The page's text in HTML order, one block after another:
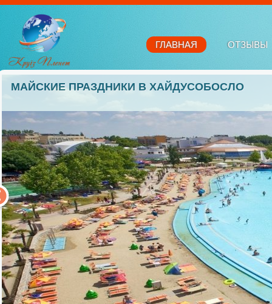
ОТЗЫВЫ
ГЛАВНАЯ
МАЙСКИЕ ПРАЗДНИКИ В ХАЙДУСОБОСЛО